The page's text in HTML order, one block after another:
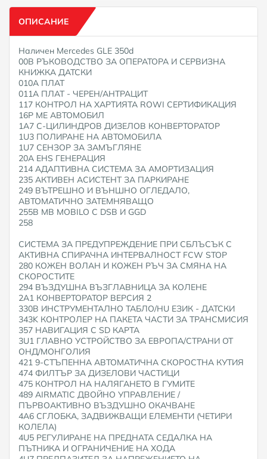
ОПИСАНИЕ
Наличен Mercedes GLE 350d
00B РЪКОВОДСТВО ЗА ОПЕРАТОРА И СЕРВИЗНА
КНИЖКА ДАТСКИ
010A ПЛАТ
011A ПЛАТ - ЧЕРЕН/АНТРАЦИТ
117 КОНТРОЛ НА ХАРТИЯТА ROWI СЕРТИФИКАЦИЯ
16P ME АВТОМОБИЛ
1A7 C-ЦИЛИНДРОВ ДИЗЕЛОВ КОНВЕРТОРАТОР
1U3 ПОЛИРАНЕ НА АВТОМОБИЛА
1U7 СЕНЗОР ЗА ЗАМЪГЛЯНЕ
20A EHS ГЕНЕРАЦИЯ
214 АДАПТИВНА СИСТЕМА ЗА АМОРТИЗАЦИЯ
235 АКТИВЕН АСИСТЕНТ ЗА ПАРКИРАНЕ
249 ВЪТРЕШНО И ВЪНШНО ОГЛЕДАЛО,
АВТОМАТИЧНО ЗАТЕМНЯВАЩО
255B MB MOBILO С DSB И GGD
258
СИСТЕМА ЗА ПРЕДУПРЕЖДЕНИЕ ПРИ СБЛЪСЪК С
АКТИВНА СПИРАЧНА ИНТЕРВАЛНОСТ FCW STOP
280 КОЖЕН ВОЛАН И КОЖЕН РЪЧ ЗА СМЯНА НА
СКОРОСТИТЕ
294 ВЪЗДУШНА ВЪЗГЛАВНИЦА ЗА КОЛЕНЕ
2A1 КОНВЕРТОРАТОР ВЕРСИЯ 2
330B ИНСТРУМЕНТАЛНО ТАБЛО/HU ЕЗИК - ДАТСКИ
343K КОНТРОЛЕР НА ПАКЕТА ЧАСТИ ЗА ТРАНСМИСИЯ
357 НАВИГАЦИЯ С SD КАРТА
3U1 ГЛАВНО УСТРОЙСТВО ЗА ЕВРОПА/СТРАНИ ОТ
ОНД/МОНГОЛИЯ
421 9-СТЪПЕННА АВТОМАТИЧНА СКОРОСТНА КУТИЯ
474 ФИЛТЪР ЗА ДИЗЕЛОВИ ЧАСТИЦИ
475 КОНТРОЛ НА НАЛЯГАНЕТО В ГУМИТЕ
489 AIRMATIC ДВОЙНО УПРАВЛЕНИЕ /
ПЪРВОАКТИВНО ВЪЗДУШНО ОКАЧВАНЕ
4A6 СГЛОБКА, ЗАДВИЖВАЩИ ЕЛЕМЕНТИ (ЧЕТИРИ
КОЛЕЛА)
4U5 РЕГУЛИРАНЕ НА ПРЕДНАТА СЕДАЛКА НА
ПЪТНИКА И ОГРАНИЧЕНИЕ НА ХОДА